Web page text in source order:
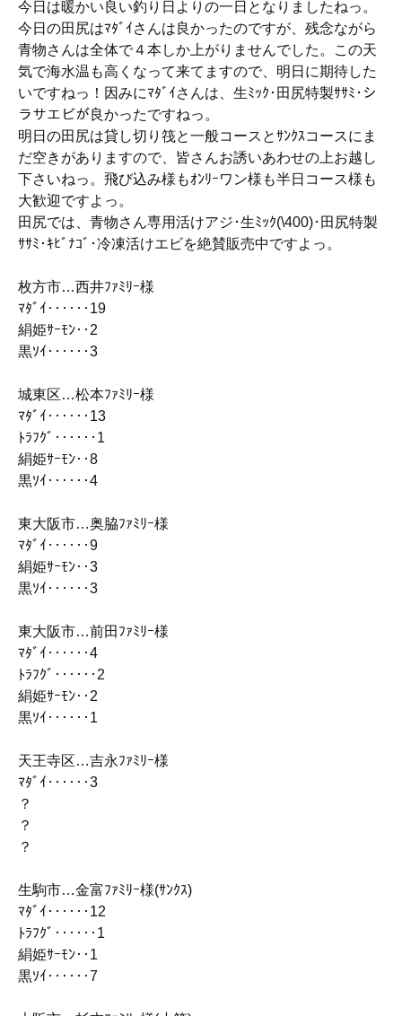
今日は暖かい良い釣り日よりの一日となりましたねっ。
今日の田尻はﾏﾀﾞｲさんは良かったのですが、残念ながら
青物さんは全体で４本しか上がりませんでした。この天
気で海水温も高くなって来てますので、明日に期待した
いですねっ！因みにﾏﾀﾞｲさんは、生ﾐｯｸ･田尻特製ｻｻﾐ･シ
ラサエビが良かったですねっ。
明日の田尻は貸し切り筏と一般コースとｻﾝｸｽコースにま
だ空きがありますので、皆さんお誘いあわせの上お越し
下さいねっ。飛び込み様もｵﾝﾘｰワン様も半日コース様も
大歓迎ですよっ。
田尻では、青物さん専用活けアジ･生ﾐｯｸ(\400)･田尻特製
ｻｻﾐ･ｷﾋﾞﾅｺﾞ･冷凍活けエビを絶賛販売中ですよっ。
枚方市…西井ﾌｧﾐﾘｰ様
ﾏﾀﾞｲ‥‥‥19
絹姫ｻｰﾓﾝ‥2
黒ｿｲ‥‥‥3
城東区…松本ﾌｧﾐﾘｰ様
ﾏﾀﾞｲ‥‥‥13
ﾄﾗﾌｸﾞ‥‥‥1
絹姫ｻｰﾓﾝ‥8
黒ｿｲ‥‥‥4
東大阪市…奥脇ﾌｧﾐﾘｰ様
ﾏﾀﾞｲ‥‥‥9
絹姫ｻｰﾓﾝ‥3
黒ｿｲ‥‥‥3
東大阪市…前田ﾌｧﾐﾘｰ様
ﾏﾀﾞｲ‥‥‥4
ﾄﾗﾌｸﾞ‥‥‥2
絹姫ｻｰﾓﾝ‥2
黒ｿｲ‥‥‥1
天王寺区…吉永ﾌｧﾐﾘｰ様
ﾏﾀﾞｲ‥‥‥3
？
？
？
生駒市…金富ﾌｧﾐﾘｰ様(ｻﾝｸｽ)
ﾏﾀﾞｲ‥‥‥12
ﾄﾗﾌｸﾞ‥‥‥1
絹姫ｻｰﾓﾝ‥1
黒ｿｲ‥‥‥7